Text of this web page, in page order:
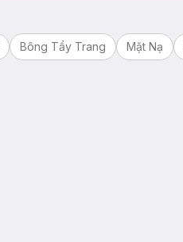
Bông Tẩy Trang Mặt Nạ